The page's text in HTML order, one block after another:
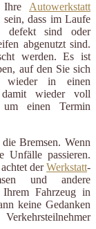
Ihre Autowerkstatt
dass im Laufe
defekt sind oder
abgenutzt sind.
werden. Es ist
auf den Sie sich
wieder in einen
damit wieder voll
einen Termin
Bremsen. Wenn
Unfälle passieren.
derWerkstatt-
und andere
Fahrzeug in
keine Gedanken